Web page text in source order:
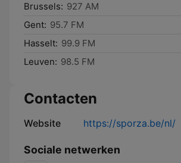
Brussels: 927 AM
Gent: 95.7 FM
Hasselt: 99.9 FM
Leuven: 98.5 FM
Contacten
Website https://sporza.be/nl/
Sociale netwerken